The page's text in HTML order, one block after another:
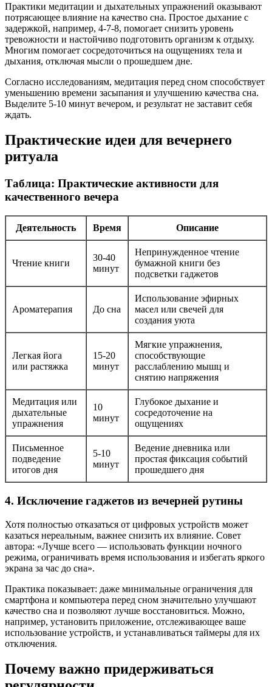
Практики медитации и дыхательных упражнений оказывают
потрясающее влияние на качество сна. Простое дыхание с
задержкой, например, 4-7-8, помогает снизить уровень
тревожности и настойчиво подготовить организм к отдыху.
Многим помогает сосредоточиться на ощущениях тела и
дыхания, отключая мысли о прошедшем дне.
Согласно исследованиям, медитация перед сном способствует
уменьшению времени засыпания и улучшению качества сна.
Выделите 5-10 минут вечером, и результат не заставит себя
ждать.
Практические идеи для вечернего
ритуала
Таблица: Практические активности для
качественного вечера
Деятельность Время Описание
Чтение книги
30-40
минут
Непринужденное чтение
бумажной книги без
подсветки гаджетов
Ароматерапия До сна
Использование эфирных
масел или свечей для
создания уюта
Легкая йога
или растяжка
15-20
минут
Мягкие упражнения,
способствующие
расслаблению мышц и
снятию напряжения
Медитация или
дыхательные
упражнения
10
минут
Глубокое дыхание и
сосредоточение на
ощущениях
Письменное
подведение
итогов дня
5-10
минут
Ведение дневника или
простая фиксация событий
прошедшего дня
4. Исключение гаджетов из вечерней рутины
Хотя полностью отказаться от цифровых устройств может
казаться нереальным, важнее снизить их влияние. Совет
автора: «Лучше всего — использовать функции ночного
режима, ограничивать время использования и избегать яркого
экрана за час до сна».
Практика показывает: даже минимальные ограничения для
смартфона и компьютера перед сном значительно улучшают
качество сна и позволяют лучше восстановиться. Можно,
например, установить приложение, отслеживающее ваше
использование устройств, и устанавливаться таймеры для их
отключения.
Почему важно придерживаться